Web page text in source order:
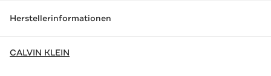
Herstellerinformationen
CALVIN KLEIN